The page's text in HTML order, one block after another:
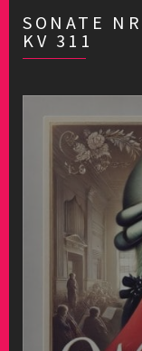
SONATE
KV 311